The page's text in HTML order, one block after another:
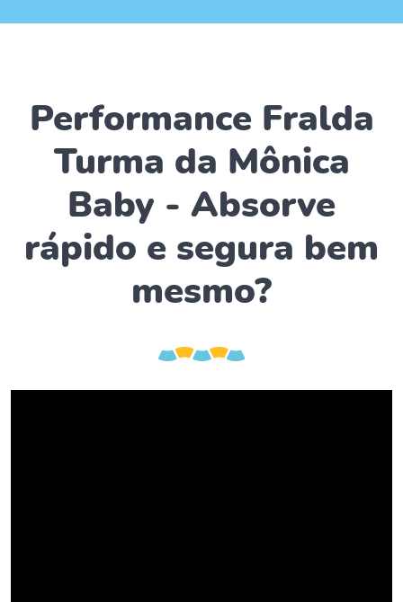
Performance Fralda
Turma da Mônica
Baby - Absorve
rápido e segura bem
mesmo?